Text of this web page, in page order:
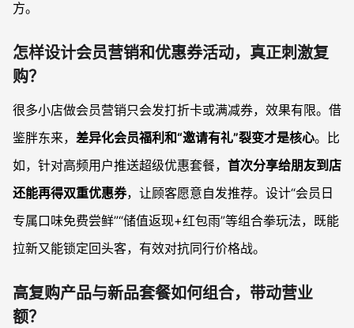
方。
怎样设计会员营销和优惠券活动，真正刺激复
购？
很多小店做会员营销只会发打折卡或满减券，效果有限。借
鉴胖东来， 差异化会员福利和“邀请有礼”裂变才是核心。比
如，针对高频用户推送超级优惠套餐， 首次分享给朋友到店
还能再得双重优惠券，让顾客愿意自发推荐。设计“会员日
专属口味免费尝鲜”“储值返现+红包雨”等组合拳玩法，既能
拉新又能锁定回头客，有效对抗同行价格战。
高复购产品与新品套餐如何组合，带动营业
额？